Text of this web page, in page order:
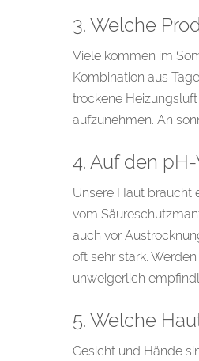
3. Welche
Viele kommen im
Kombination aus
trockene
aufzunehmen. An
4. Auf den
Unsere Haut braucht
vom
auch vor
oft sehr stark.
unweigerlich
5. Welche
Gesicht und Hände